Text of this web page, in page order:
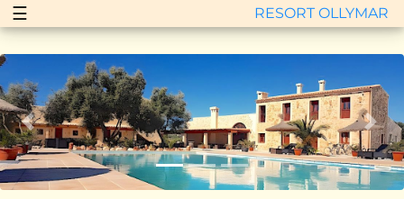
☰ RESORT OLLYMAR
Zurück Vor